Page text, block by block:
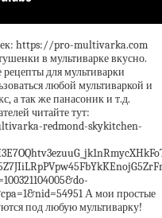
https://pro-multivarka.com
в мультиварке вкусно.
для мультиварки
любой мультиваркой и
а так же панасоник и т.д.
читайте тут:
redmond-skykitchen-
А мои простые
под любую мультиварку!